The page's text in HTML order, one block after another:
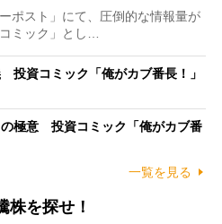
ポスト」にて、圧倒的な情報量が
ミック」とし…
投資コミック「俺がカブ番長！」
極意 投資コミック「俺がカブ番
一覧を見る
株を探せ！